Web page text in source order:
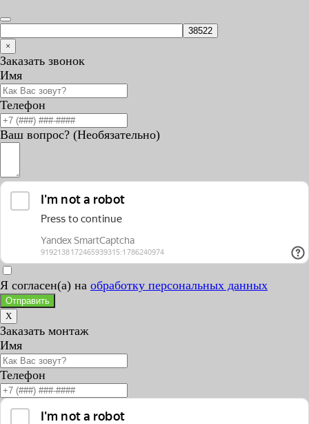
×
Заказать звонок
Имя
Телефон
Ваш вопрос? (Необязательно)
Я согласен(а) на обработку персональных данных
Отправить
X
Заказать монтаж
Имя
Телефон